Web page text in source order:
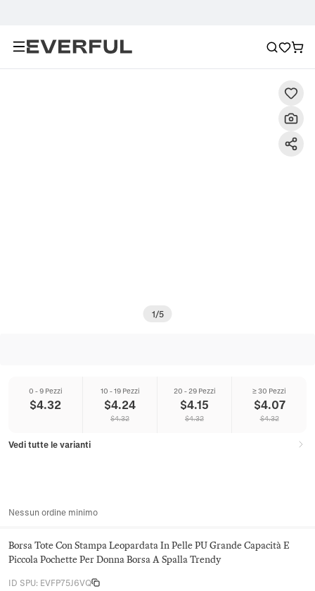
1/5
0 - 9 Pezzi
$4.32
10 - 19 Pezzi
$4.24
$4.32
20 - 29 Pezzi
$4.15
$4.32
≥ 30 Pezzi
$4.07
$4.32
Vedi tutte le varianti
Nessun ordine minimo
Borsa Tote Con Stampa Leopardata In Pelle PU Grande Capacità E
Piccola Pochette Per Donna Borsa A Spalla Trendy
ID SPU: EVFP75J6VQ